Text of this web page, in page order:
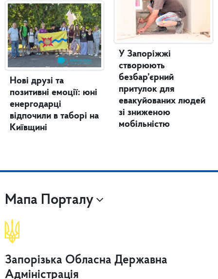
Нові друзі та
позитивні емоції: юні
енергодарці
відпочили в таборі на
Київщині
У Запоріжжі
створюють
безбар’єрний
притулок для
евакуйованих людей
зі зниженою
мобільністю
Мапа Порталу
Запорізька Обласна Державна
Адміністрація